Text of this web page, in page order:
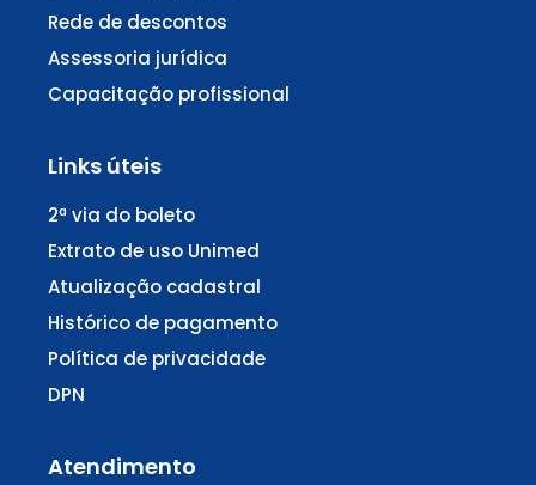
Rede de descontos
Assessoria jurídica
Capacitação profissional
Links úteis
2ª via do boleto
Extrato de uso Unimed
Atualização cadastral
Histórico de pagamento
Política de privacidade
DPN
Atendimento